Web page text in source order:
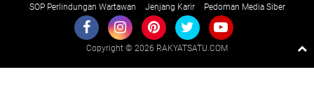
SOP Perlindungan Wartawan
Jenjang Karir Pedoman Media Siber
Copyright © 2026 RAKYATSATU.COM
Raushan